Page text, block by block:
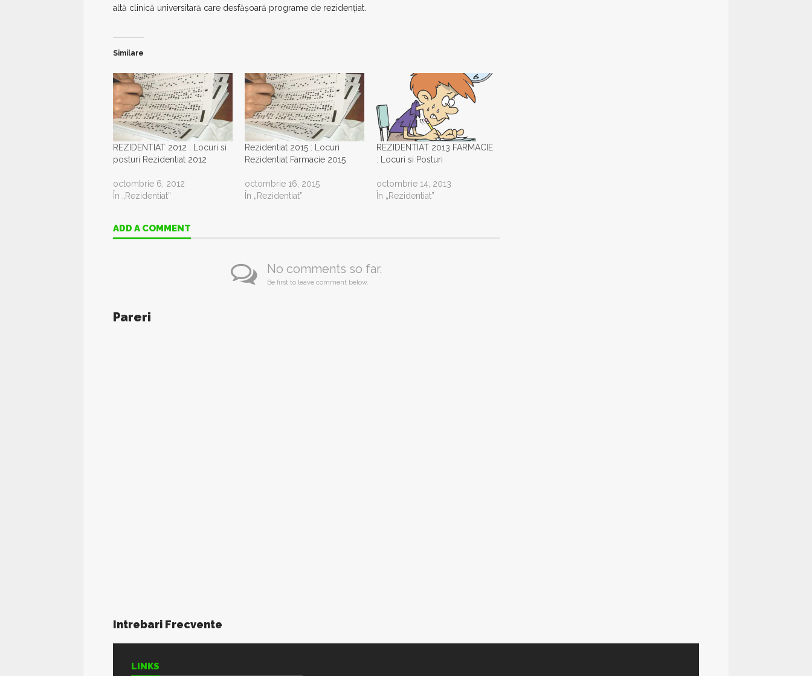
altă clinică universitară care desfășoară programe de rezidențiat.
Similare
REZIDENTIAT 2012 : Locuri si
posturi Rezidentiat 2012
octombrie 6, 2012
În „Rezidentiat”
Rezidentiat 2015 : Locuri
Rezidentiat Farmacie 2015
octombrie 16, 2015
În „Rezidentiat”
REZIDENTIAT 2013 FARMACIE
: Locuri si Posturi
octombrie 14, 2013
În „Rezidentiat”
ADD A COMMENT
No comments so far.
Be first to leave comment below.
Pareri
Intrebari Frecvente
LINKS